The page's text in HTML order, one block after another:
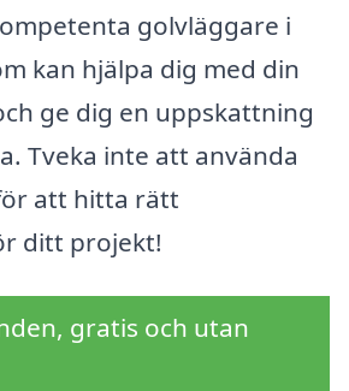
golvläggare i
kan hjälpa dig med din
ge dig en uppskattning
Tveka inte att använda
att hitta rätt
ditt projekt!
gratis och utan